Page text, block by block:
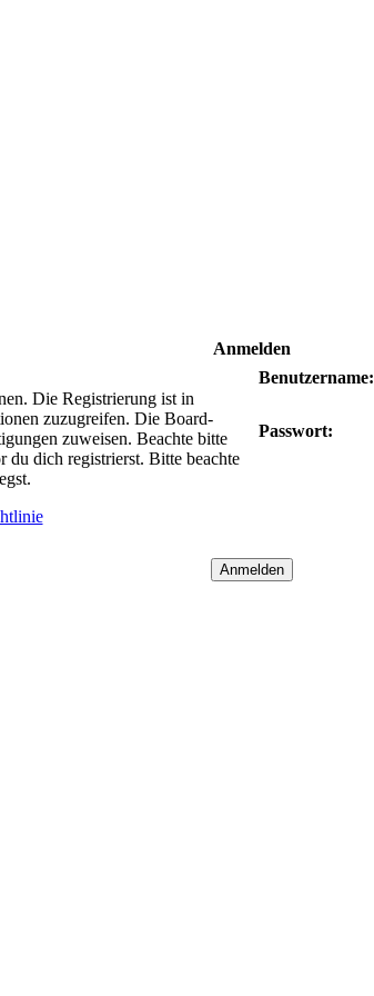
Anmelden
Die Registrierung ist in
zuzugreifen. Die Board-
zuweisen. Beachte bitte
du dich registrierst. Bitte beachte
Benutzername:
Passwort: